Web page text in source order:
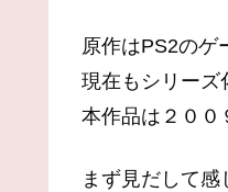
原作はPS2のゲ
現在もシリーズ
本作品は２００
まず見だして感